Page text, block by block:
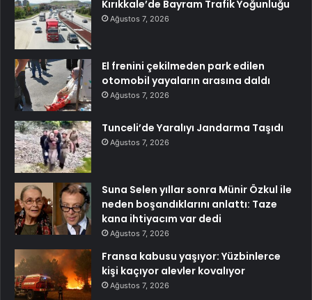
Kırıkkale’de Bayram Trafik Yoğunluğu
Ağustos 7, 2026
El frenini çekilmeden park edilen
otomobil yayaların arasına daldı
Ağustos 7, 2026
Tunceli’de Yaralıyı Jandarma Taşıdı
Ağustos 7, 2026
Suna Selen yıllar sonra Münir Özkul ile
neden boşandıklarını anlattı: Taze
kana ihtiyacım var dedi
Ağustos 7, 2026
Fransa kabusu yaşıyor: Yüzbinlerce
kişi kaçıyor alevler kovalıyor
Ağustos 7, 2026